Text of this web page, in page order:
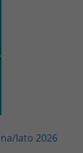
lato 2026